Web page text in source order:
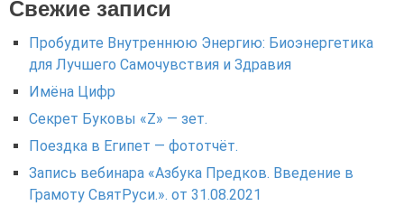
Свежие записи
Пробудите Внутреннюю Энергию: Биоэнергетика
для Лучшего Самочувствия и Здравия
Имёна Цифр
Секрет Буковы «Z» — зет.
Поездка в Египет — фототчёт.
Запись вебинара «Азбука Предков. Введение в
Грамоту СвятРуси.». от 31.08.2021